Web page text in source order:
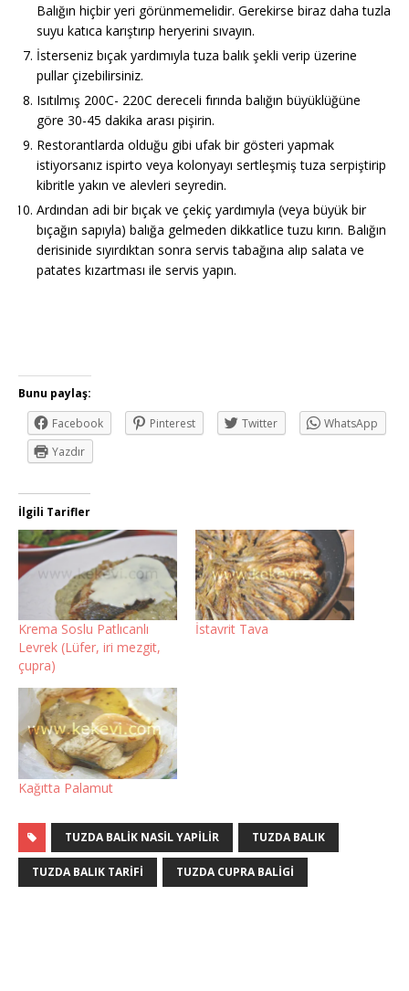
Balığın hiçbir yeri görünmemelidir. Gerekirse biraz daha tuzla
suyu katıca karıştırıp heryerini sıvayın.
İsterseniz bıçak yardımıyla tuza balık şekli verip üzerine
pullar çizebilirsiniz.
Isıtılmış 200C- 220C dereceli fırında balığın büyüklüğüne
göre 30-45 dakika arası pişirin.
Restorantlarda olduğu gibi ufak bir gösteri yapmak
istiyorsanız ispirto veya kolonyayı sertleşmiş tuza serpiştirip
kibritle yakın ve alevleri seyredin.
Ardından adi bir bıçak ve çekiç yardımıyla (veya büyük bir
bıçağın sapıyla) balığa gelmeden dikkatlice tuzu kırın. Balığın
derisinide sıyırdıktan sonra servis tabağına alıp salata ve
patates kızartması ile servis yapın.
Bunu paylaş:
Facebook
Pinterest Twitter
WhatsApp
Yazdır
İlgili Tarifler
Krema Soslu Patlıcanlı
Levrek (Lüfer, iri mezgit,
çupra)
İstavrit Tava
Kağıtta Palamut
TUZDA BALIK NASIL YAPILIR TUZDA BALIK
TUZDA BALIK TARIFI TUZDA CUPRA BALIGI